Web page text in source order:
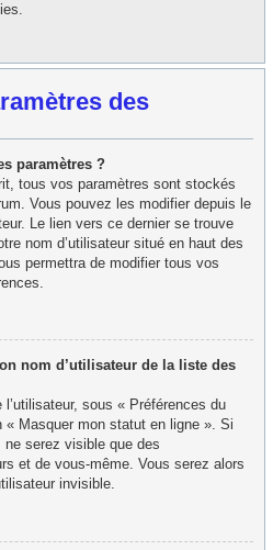
des
paramètres ?
tous vos paramètres sont stockés
Vous pouvez les modifier depuis le
Le lien vers ce dernier se trouve
nom d’utilisateur situé en haut des
permettra de modifier tous vos
nom d’utilisateur de la liste des
sous « Préférences du
« Masquer mon statut en ligne ». Si
serez visible que des
et de vous-même. Vous serez alors
invisible.